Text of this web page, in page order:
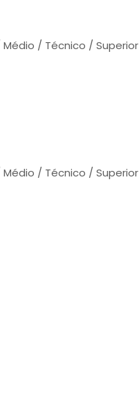
/ Técnico / Superior
/ Técnico / Superior